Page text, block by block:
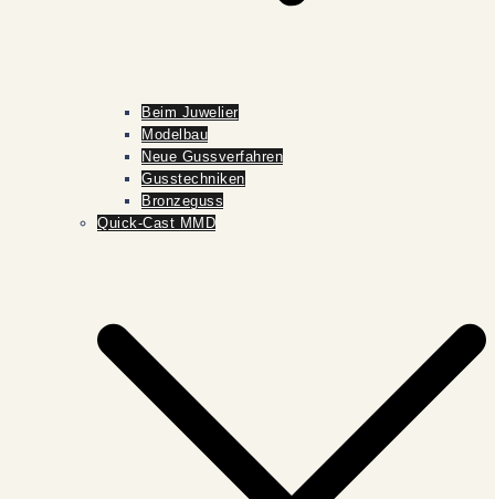
Beim Juwelier
Modelbau
Neue Gussverfahren
Gusstechniken
Bronzeguss
Quick-Cast MMD